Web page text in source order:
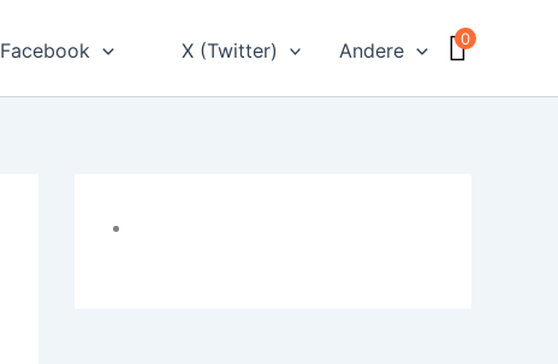
Facebook X (Twitter) Andere 0